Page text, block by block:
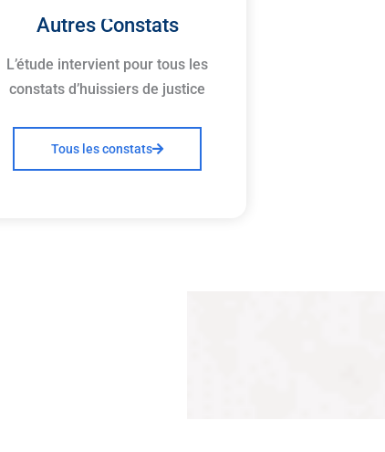
Autres Constats
L’étude intervient pour tous les
constats d’huissiers de justice
Tous les constats